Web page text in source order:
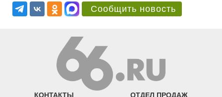
Сообщить новость
КОНТАКТЫ ОТДЕЛ ПРОДАЖ